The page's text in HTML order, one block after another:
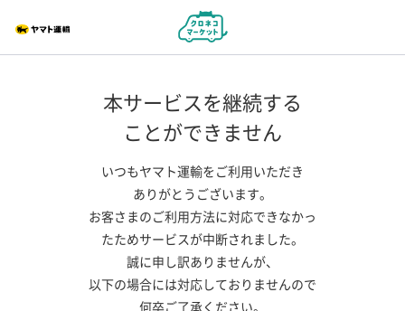
本サービスを継続する
ことができません
いつもヤマト運輸をご利用いただき
ありがとうございます。
お客さまのご利用方法に対応できなかっ
たためサービスが中断されました。
誠に申し訳ありませんが、
以下の場合には対応しておりませんので
何卒ご了承ください。